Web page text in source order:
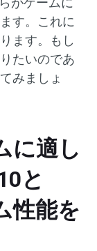
す。これに
ます。もし
たいのであ
みましょ
に適し
と
性能を